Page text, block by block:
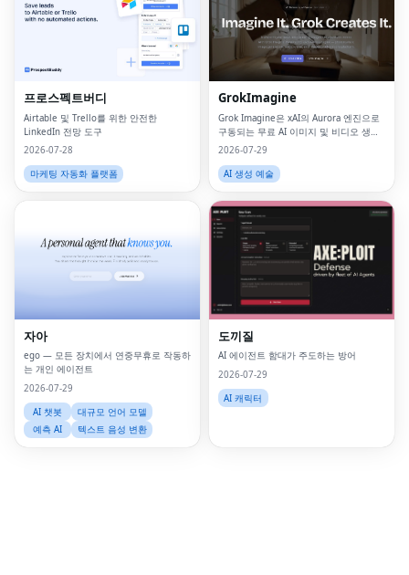
프로스펙트버디
Airtable 및 Trello를 위한 안전한
LinkedIn 전망 도구
2026-07-28
마케팅 자동화 플랫폼
GrokImagine
Grok Imagine은 xAI의 Aurora 엔진으로
구동되는 무료 AI 이미지 및 비디오 생성
기입니다.Grok Imagine, Flux 2, Sora 2,
20개의 주요 AI 모델을 결합합니다.
2026-07-29
AI 생성 예술
자아
ego — 모든 장치에서 연중무휴로 작동하
는 개인 에이전트
2026-07-29
AI 챗봇
대규모 언어 모델
예측 AI
텍스트 음성 변환
도끼질
AI 에이전트 함대가 주도하는 방어
2026-07-29
AI 캐릭터